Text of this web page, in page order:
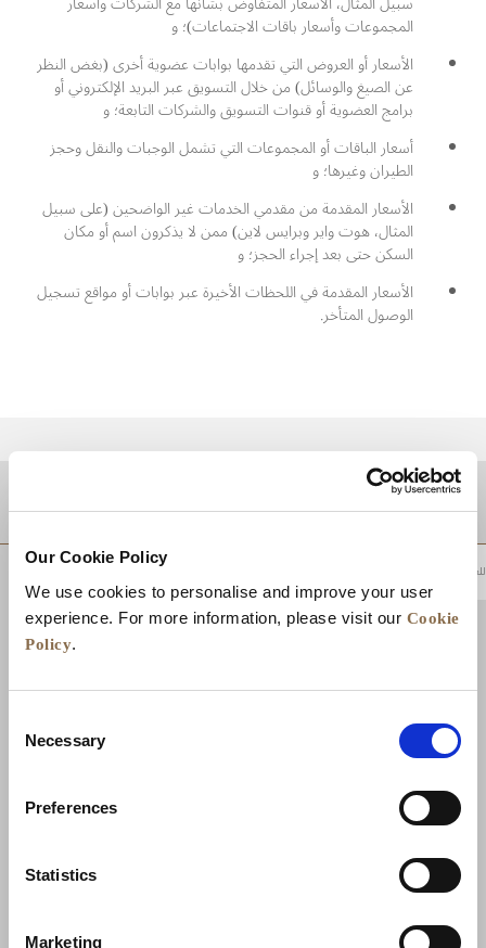
Our Cookie Policy
We use cookies to personalise and improve your user
experience. For more information, please visit our Cookie
Policy.
Selection
Necessary
Preferences
Statistics
Marketing
المجموعات وأسعار باقات الاجتماعات)؛ و
الأسعار أو العروض التي تقدمها بوابات عضوية أخرى (بغض النظر
عن الصيغ والوسائل) من خلال التسويق عبر البريد الإلكتروني أو
برامج العضوية أو قنوات التسويق والشركات التابعة؛ و
أسعار الباقات أو المجموعات التي تشمل الوجبات والنقل وحجز
الطيران وغيرها؛ و
الأسعار المقدمة من مقدمي الخدمات غير الواضحين (على سبيل
المثال، هوت واير وبرايس لاين) ممن لا يذكرون اسم أو مكان
السكن حتى بعد إجراء الحجز؛ و
الأسعار المقدمة في اللحظات الأخيرة عبر بوابات أو مواقع تسجيل
الوصول المتأخر.
موقع
للعودة إلى أعلى
الأخبار
ضمان أفضل سعر